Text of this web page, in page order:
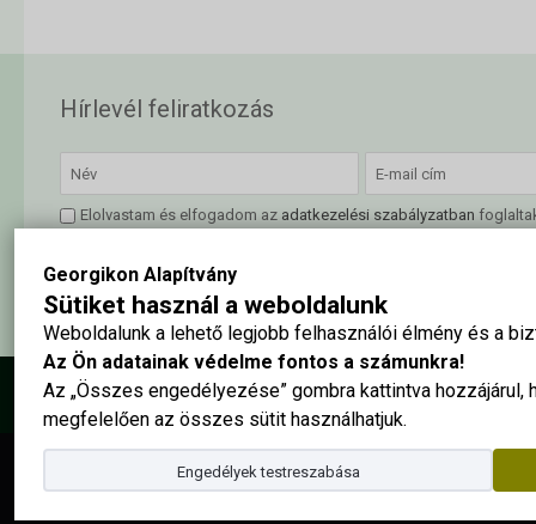
Georgikon Alapítvány
Sütiket használ a weboldalunk
Weboldalunk a lehető legjobb felhasználói élmény és a
Az Ön adatainak védelme fontos a számunkra!
Az „Összes engedélyezése” gombra kattintva hozzájárul,
megfelelően az összes sütit használhatjuk.
Engedélyek testreszabása
Hírlevél feliratkozás
Elolvastam és elfogadom az adatkezelési szabályzatban
© 2025 - Georgikon Alapítvány | site by